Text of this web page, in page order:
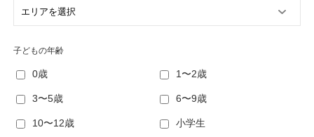
子どもの年齢
0歳 1〜2歳
3〜5歳 6〜9歳
10〜12歳 小学生